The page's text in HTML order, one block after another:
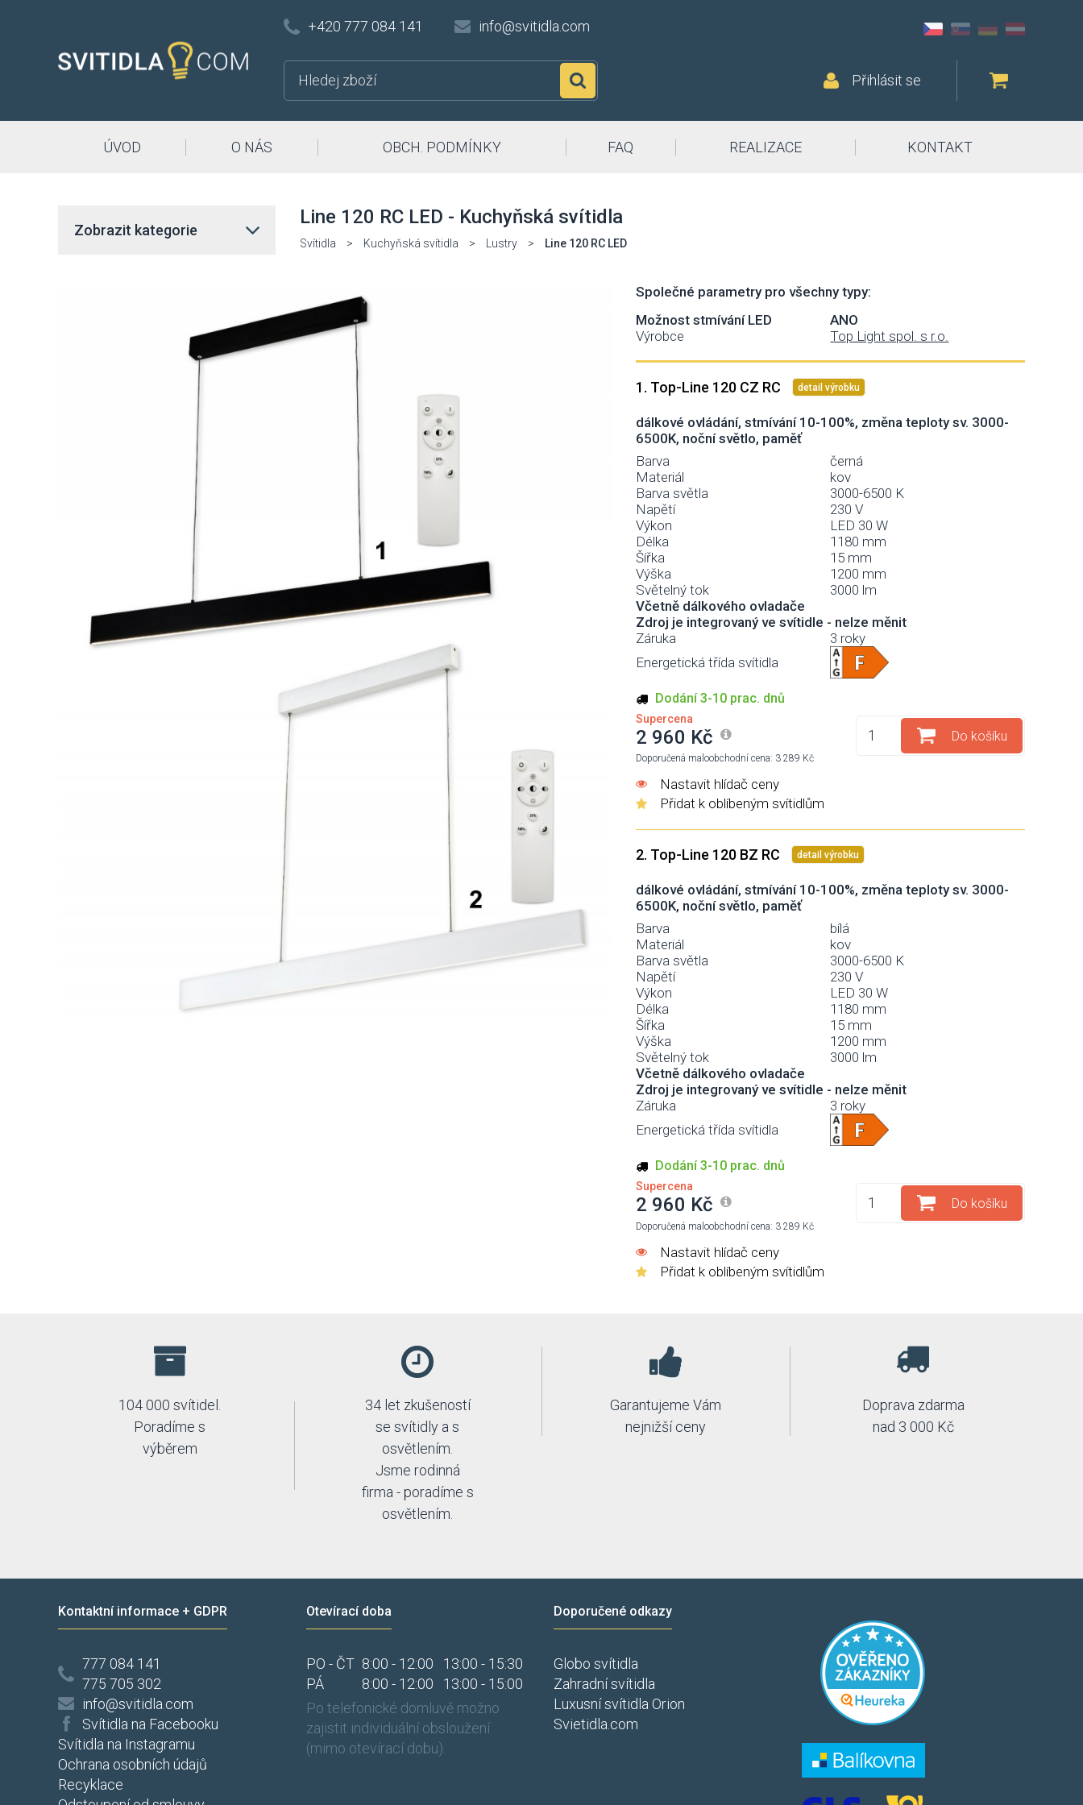
+420 777 084 141 info@svitidla.com
Přihlásit se
ÚVOD O NÁS OBCH. PODMÍNKY FAQ REALIZACE KONTAKT
Line 120 RC LED - Kuchyňská svítidla
Svítidla > Kuchyňská svítidla > Lustry > Line 120 RC LED
Zobrazit kategorie
Společné parametry pro všechny typy:
Možnost stmívání LED
ANO
Výrobce
Top Light spol. s r.o.
1. Top-Line 120 CZ RC detail výrobku
dálkové ovládání, stmívání 10-100%, změna teploty sv. 3000-
6500K, noční světlo, paměť
Barva
černá
Materiál
kov
Barva světla
3000-6500 K
Napětí
230 V
Výkon
LED 30 W
Délka
1180 mm
Šířka
15 mm
Výška
1200 mm
Světelný tok
3000 lm
Včetně dálkového ovladače
Zdroj je integrovaný ve svítidle - nelze měnit
Záruka
3 roky
Energetická třída svítidla
Dodání 3-10 prac. dnů
Supercena
2 960 Kč
Doporučená maloobchodní cena: 3 289 Kč
Do košíku
Nastavit hlídač ceny
Přidat k oblíbeným svítidlům
2. Top-Line 120 BZ RC detail výrobku
dálkové ovládání, stmívání 10-100%, změna teploty sv. 3000-
6500K, noční světlo, paměť
Barva
bílá
Materiál
kov
Barva světla
3000-6500 K
Napětí
230 V
Výkon
LED 30 W
Délka
1180 mm
Šířka
15 mm
Výška
1200 mm
Světelný tok
3000 lm
Včetně dálkového ovladače
Zdroj je integrovaný ve svítidle - nelze měnit
Záruka
3 roky
Energetická třída svítidla
Dodání 3-10 prac. dnů
Supercena
2 960 Kč
Doporučená maloobchodní cena: 3 289 Kč
Do košíku
Nastavit hlídač ceny
Přidat k oblíbeným svítidlům
104 000 svítidel.
Poradíme s
výběrem
34 let zkušeností
se svítidly a s
osvětlením.
Jsme rodinná
firma - poradíme s
osvětlením.
Garantujeme Vám
nejnižší ceny
Doprava zdarma
nad 3 000 Kč
Kontaktní informace + GDPR
777 084 141
775 705 302
info@svitidla.com
Svítidla na Facebooku
Svítidla na Instagramu
Ochrana osobních údajů
Recyklace
Otevírací doba
PO - ČT 8:00 - 12:00
13:00 - 15:30
PÁ
8:00 - 12:00
13:00 - 15:00
Po telefonické domluvě možno
zajistit individuální obsloužení
(mimo otevírací dobu).
Doporučené odkazy
Globo svítidla
Zahradní svítidla
Luxusní svítidla Orion
Svietidla.com